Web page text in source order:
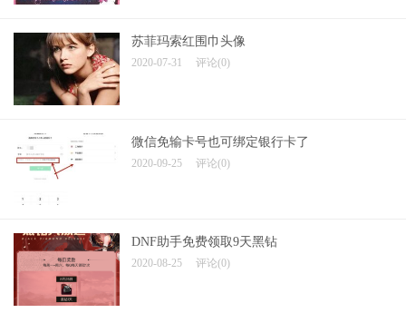
苏菲玛索红围巾头像
2020-07-31 评论(0)
微信免输卡号也可绑定银行卡了
2020-09-25 评论(0)
DNF助手免费领取9天黑钻
2020-08-25 评论(0)